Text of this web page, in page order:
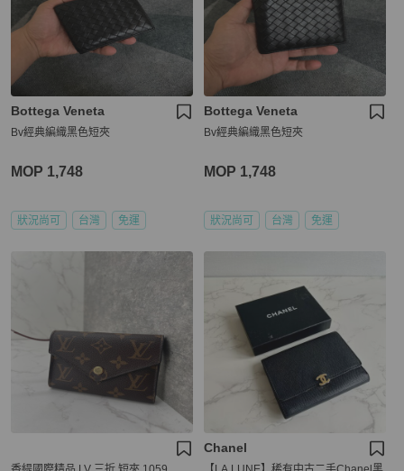
Bottega Veneta
Bv經典編織黑色短夾
MOP 1,748
狀況尚可 台灣 免運
Bottega Veneta
Bv經典編織黑色短夾
MOP 1,748
狀況尚可 台灣 免運
Chanel